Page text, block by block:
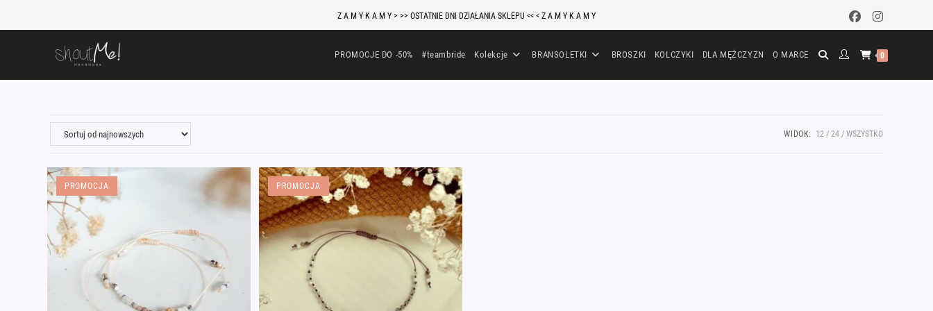
Z A M Y K A M Y > >> OSTATNIE DNI DZIAŁANIA SKLEPU << < Z A M Y K A M Y
PROMOCJE DO -50% #teambride Kolekcje BRANSOLETKI BROSZKI KOLCZYKI DLA MĘŻCZYZN O MARCE 0
WIDOK: 12 24 WSZYSTKO
PROMOCJA PROMOCJA